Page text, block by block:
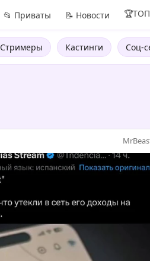
📂 Приваты 📝 Новости 🏆ТОП
Стримеры Кастинги Соц-